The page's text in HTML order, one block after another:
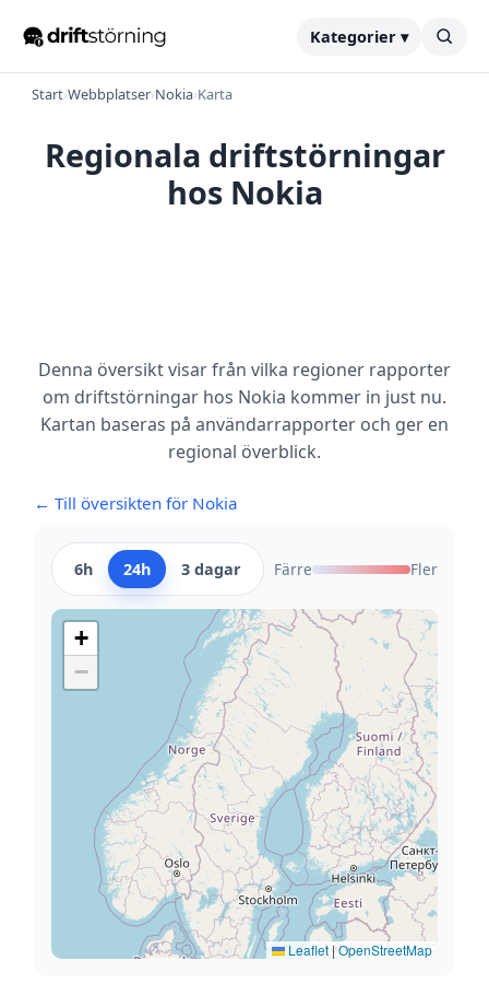
Kategorier ▾
Start›Webbplatser›Nokia›Karta
Regionala driftstörningar
hos Nokia
Denna översikt visar från vilka regioner rapporter
om driftstörningar hos Nokia kommer in just nu.
Kartan baseras på användarrapporter och ger en
regional överblick.
← Till översikten för Nokia
6h 24h 3 dagar Färre Fler
+
−
Leaflet|OpenStreetMap